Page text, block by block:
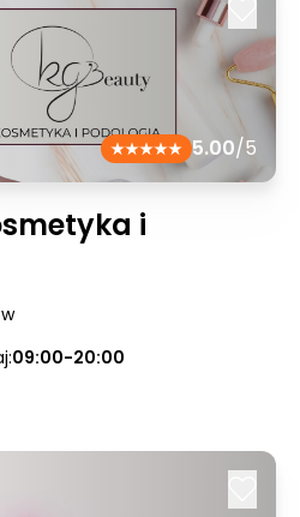
5.00/5
i
09:00-20:00